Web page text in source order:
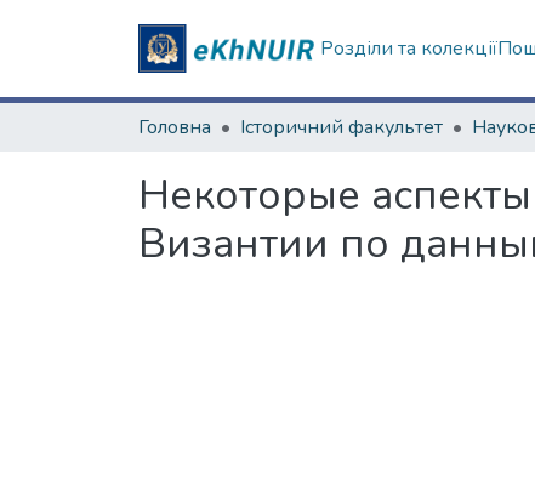
Розділи та колекції
Головна Історичний факультет
Некоторые
Византии по